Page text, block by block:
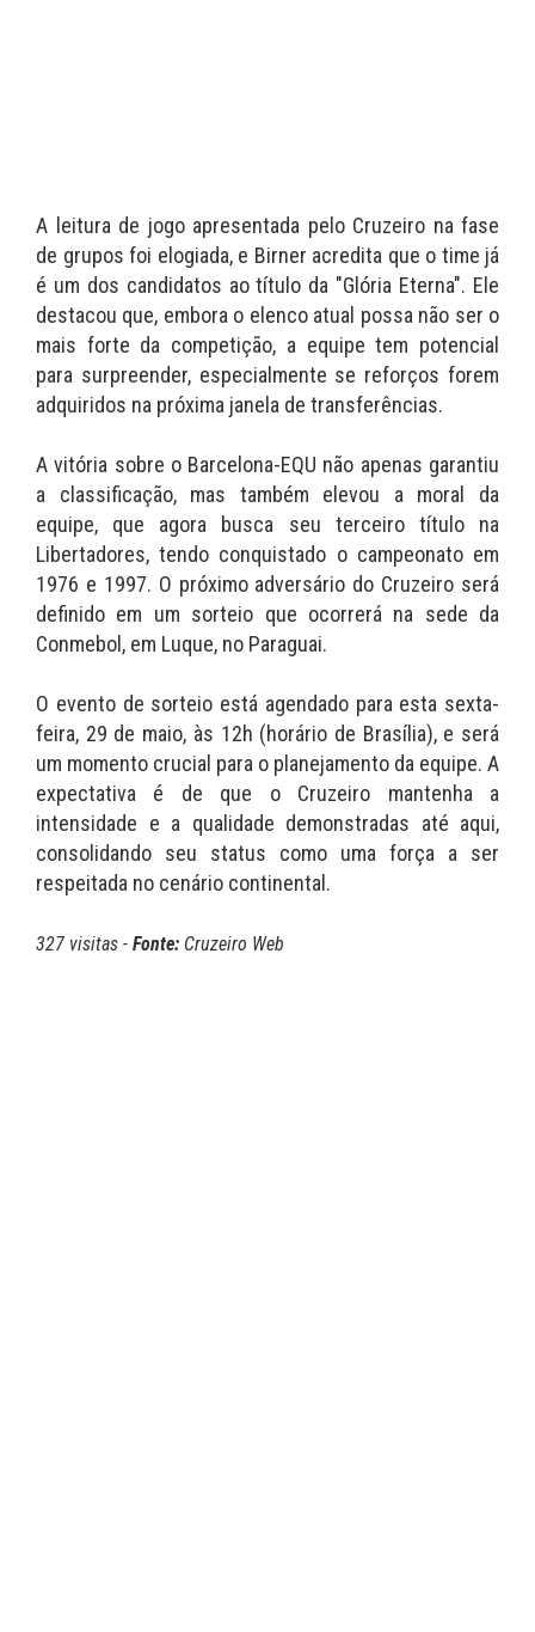
A leitura de jogo apresentada pelo Cruzeiro na fase
de grupos foi elogiada, e Birner acredita que o time já
é um dos candidatos ao título da "Glória Eterna". Ele
destacou que, embora o elenco atual possa não ser o
mais forte da competição, a equipe tem potencial
para surpreender, especialmente se reforços forem
adquiridos na próxima janela de transferências.
A vitória sobre o Barcelona-EQU não apenas garantiu
a classificação, mas também elevou a moral da
equipe, que agora busca seu terceiro título na
Libertadores, tendo conquistado o campeonato em
1976 e 1997. O próximo adversário do Cruzeiro será
definido em um sorteio que ocorrerá na sede da
Conmebol, em Luque, no Paraguai.
O evento de sorteio está agendado para esta sexta-
feira, 29 de maio, às 12h (horário de Brasília), e será
um momento crucial para o planejamento da equipe. A
expectativa é de que o Cruzeiro mantenha a
intensidade e a qualidade demonstradas até aqui,
consolidando seu status como uma força a ser
respeitada no cenário continental.
327 visitas - Fonte: Cruzeiro Web